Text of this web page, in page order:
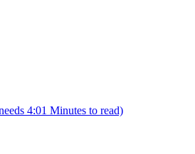
4:01 Minutes to read)